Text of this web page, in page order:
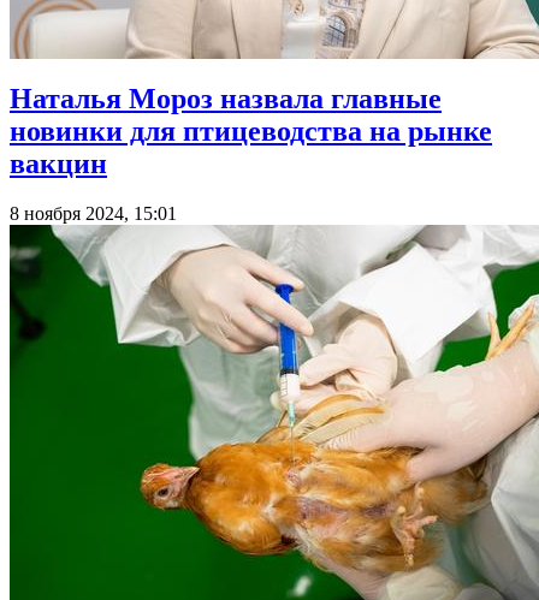
Наталья Мороз назвала главные
новинки для птицеводства на рынке
вакцин
8 ноября 2024, 15:01